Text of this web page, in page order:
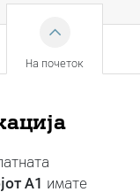
На почеток
A1 имате